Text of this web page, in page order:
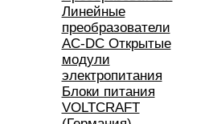
Линейные
преобразователи
AC-DC Открытые
модули
электропитания
Блоки питания
VOLTCRAFT